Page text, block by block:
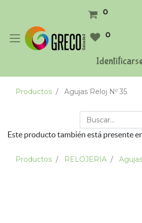
0
0
Productos Agujas Reloj Nº 35
Este producto también está presente
Productos RELOJERIA